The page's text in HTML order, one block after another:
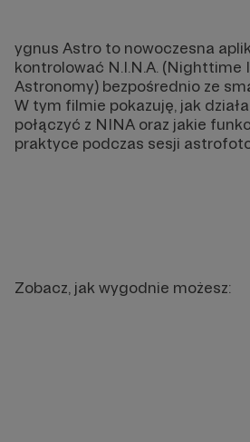
ygnus Astro to nowoczesna
kontrolować N.I.N.A. (Nighttime
Astronomy) bezpośrednio ze
W tym filmie pokazuję, jak
połączyć z NINA oraz jakie
praktyce podczas sesji
Zobacz, jak wygodnie możesz: